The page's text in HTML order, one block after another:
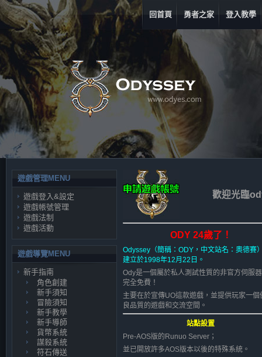
回首頁 勇者之家 登入教學
遊戲管理MENU
遊戲登入&設定
遊戲帳號管理
遊戲法制
遊戲活動
遊戲導覽MENU
新手指南
角色創建
新手須知
冒險須知
新手教學
新手導師
貨幣系統
謀殺系統
符石傳送
歡迎光臨
ODY 24歲了！
Odyssey（簡稱：ODY，中文站名：奧德賽
建立於1998年12月22日。
Ody是一個屬於私人測試性質的非官方伺服
完全免費！
主要在於宣傳UO這款遊戲，並提供玩家一個
良品質的遊戲和交流空間。
站點設置
Pre-AOS版的Runuo Server；
並已開放許多AOS版本以後的特殊系統。